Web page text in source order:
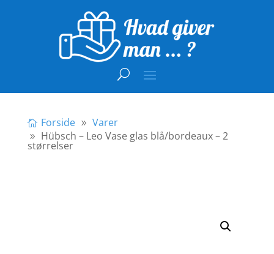
Forside
Varer
Hübsch – Leo Vase glas blå/bordeaux – 2
størrelser